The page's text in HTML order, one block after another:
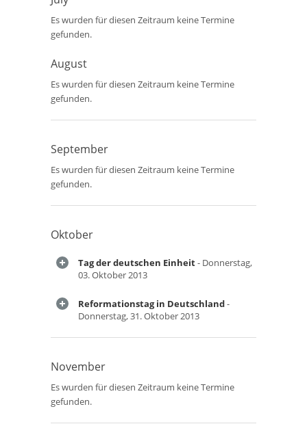
Es wurden für diesen Zeitraum keine Termine
gefunden.
August
Es wurden für diesen Zeitraum keine Termine
gefunden.
September
Es wurden für diesen Zeitraum keine Termine
gefunden.
Oktober
Tag der deutschen Einheit- Donnerstag,
03. Oktober 2013
Reformationstag in Deutschland-
Donnerstag, 31. Oktober 2013
November
Es wurden für diesen Zeitraum keine Termine
gefunden.